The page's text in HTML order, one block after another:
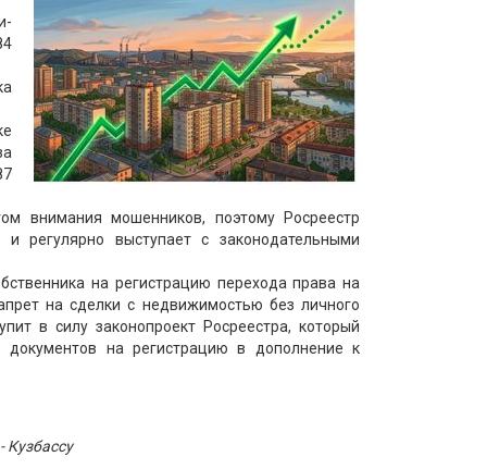
внимания мошенников, поэтому Росреестр
регулярно выступает с законодательными
на регистрацию перехода права на
на сделки с недвижимостью без личного
в силу законопроект Росреестра, который
документов на регистрацию в дополнение к
Кузбассу